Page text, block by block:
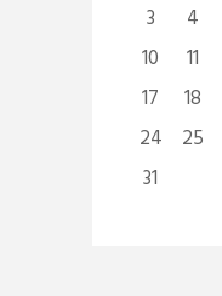
3
4
10
11
17
18
24
25
31